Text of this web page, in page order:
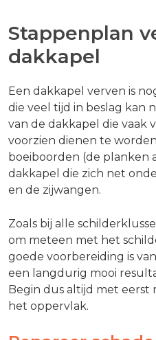
Stappenplan
dakkapel
Een dakkapel verven is
die veel tijd in beslag kan
van de dakkapel die vaak
voorzien dienen te
boeiboorden (de planken
dakkapel die zich net
en de zijwangen.
Zoals bij alle
om meteen met het
goede voorbereiding is
een langdurig mooi
Begin dus altijd met eerst
het oppervlak.